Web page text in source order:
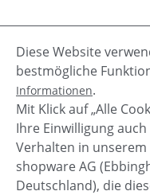
Beschreibung
Zauberhaft - sind
Mädchen Stiefel von
von den UGG
Diese Website
bestmögliche
Informationen.
Mit Klick auf „Alle
Ihre Einwilligung
Verhalten in
shopware AG
Deutschland), die